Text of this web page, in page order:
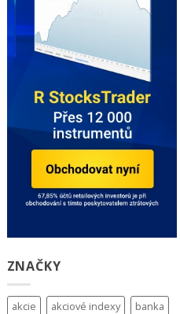
ZNAČKY
akcie akciové indexy
banka